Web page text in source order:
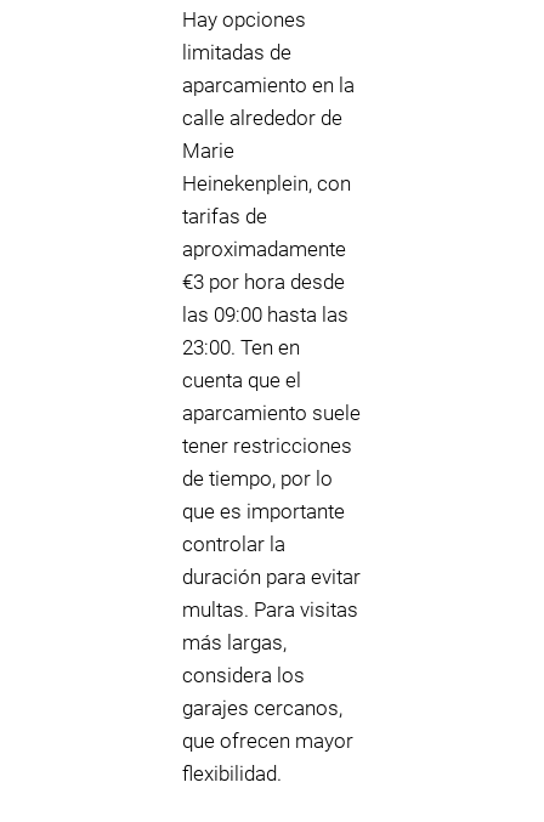
Hay opciones
limitadas de
aparcamiento en la
calle alrededor de
Marie
Heinekenplein, con
tarifas de
aproximadamente
€3 por hora desde
las 09:00 hasta las
23:00. Ten en
cuenta que el
aparcamiento suele
tener restricciones
de tiempo, por lo
que es importante
controlar la
duración para evitar
multas. Para visitas
más largas,
considera los
garajes cercanos,
que ofrecen mayor
flexibilidad.